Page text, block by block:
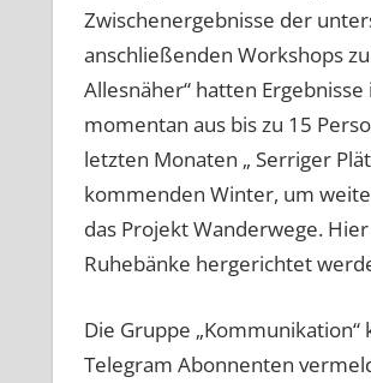
Zwischenergebnisse der
anschließenden Workshops
Allesnäher“ hatten
momentan aus bis zu 15
letzten Monaten „ Serriger
kommenden Winter, um
das Projekt Wanderwege.
Ruhebänke hergerichtet
Die Gruppe
Telegram Abonnenten